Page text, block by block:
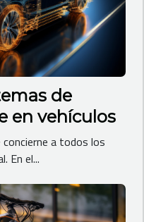
de
en vehículos
a todos los
En el...